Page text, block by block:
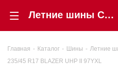
Летние шины COMPASAL 235/45 R17 BLAZER UHP II 97YXL купить в интернет-магазине «Шинторг» в Калининграде
Главная - Каталог - Шины - Летние
235/45 R17 BLAZER UHP II 97YXL